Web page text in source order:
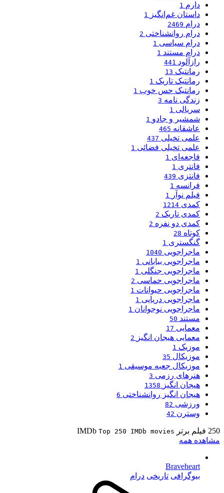
دارم 1
داستان غم‌انگیز 1
درام 2469
درام روانشناختی 2
درام سیاسی 1
درام مستند 1
رازآلود 441
رمانتیک 13
رمانتیک تاریک 1
رمانتیک حس خوب 1
زندگی نامه 3
سریالی 1
شمشیر و جادو 1
عاشقانه 465
علمی تخیلی 437
علمی تخیلی فضائی 1
فاجعه‌ای 1
فانتری 1
فانتزی 439
فرانسه 1
فیلم نوآر 1
کمدی 1214
کمدی تاریک 2
کمدی دو نفره 2
کوتاه 28
گنگستری 1
ماجراجویی 1040
ماجراجویی بیابانی 1
ماجراجویی جنگلی 1
ماجراجویی حماسی 2
ماجراجویی حیوانات 1
ماجراجویی دریایی 1
ماجراجویی نوجوانان 1
مستند 50
معمایی 17
معمایی هیجان انگیز 2
موزیک 1
موزیکال 35
موزیکال جعبه موسیقی 1
هنرهای رزمی 3
هیجان انگیز 1358
هیجان انگیز روانشناختی 6
ورزشی 82
وسترن 42
250 فیلم برتر IMDb Top 250 IMDb movies
مشاهده همه
Braveheart
بیوگرافی تاریخی درام